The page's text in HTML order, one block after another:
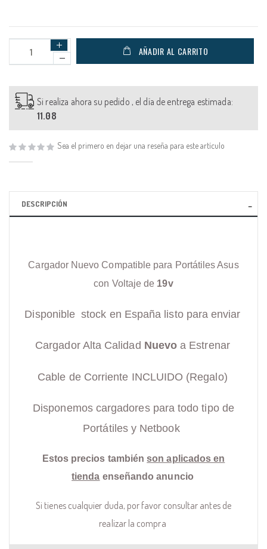
AÑADIR AL CARRITO
Si realiza ahora su pedido , el día de entrega estimada:
11.08
Sea el primero en dejar una reseña para este artículo
DESCRIPCIÓN
Cargador Nuevo Compatible para Portátiles Asus
con Voltaje de 19v
Disponible stock en España listo para enviar
Cargador Alta Calidad Nuevo a Estrenar
Cable de Corriente INCLUIDO (Regalo)
Disponemos cargadores para todo tipo de
Portátiles y Netbook
Estos precios también son aplicados en
tienda enseñando anuncio
Si tienes cualquier duda, por favor consultar antes de
realizar la compra